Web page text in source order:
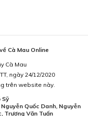
Cà Mau Online
Cà Mau
ngày 24/12/2020
trên website này.
Sỹ
Quốc Danh, Nguyễn
Trương Văn Tuấn